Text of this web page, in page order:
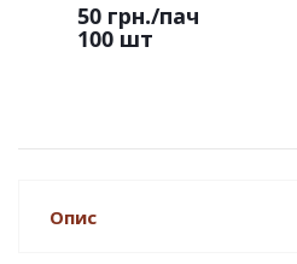
50 грн./пач
100 шт
Опис